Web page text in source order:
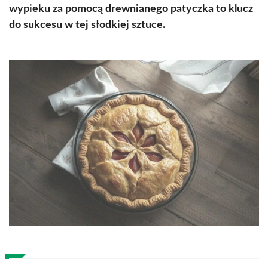
wypieku za pomocą drewnianego patyczka to klucz
do sukcesu w tej słodkiej sztuce.